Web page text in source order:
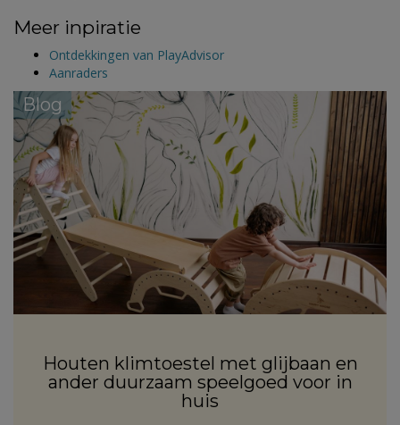
Meer inpiratie
Ontdekkingen van PlayAdvisor
Aanraders
Blog
Houten klimtoestel met glijbaan en
ander duurzaam speelgoed voor in
huis